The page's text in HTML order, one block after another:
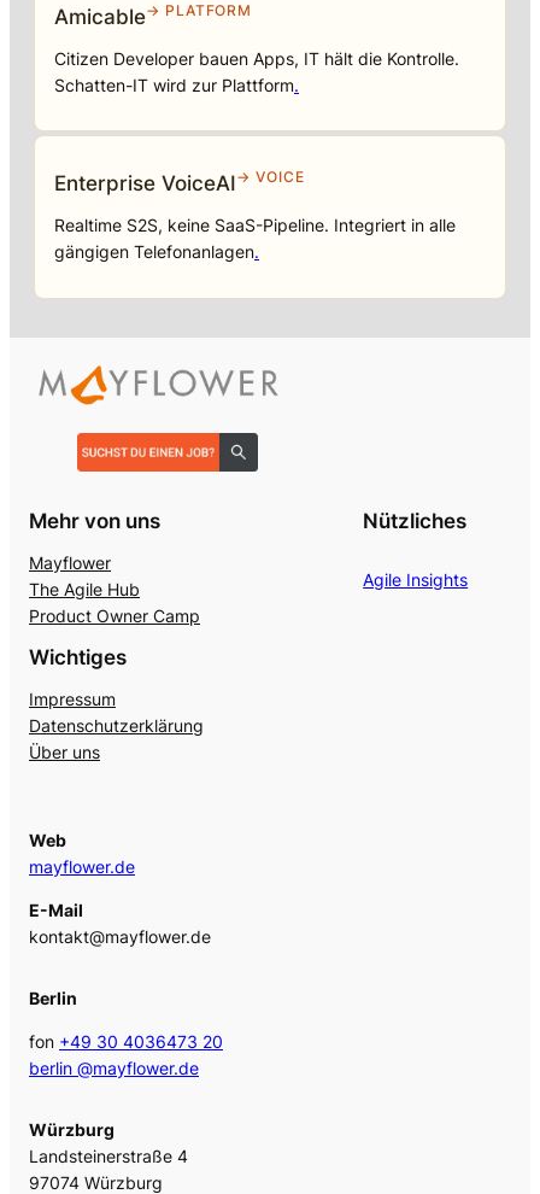
Amicable→ PLATFORM
Citizen Developer bauen Apps, IT hält die Kontrolle.
Schatten-IT wird zur Plattform.
Enterprise VoiceAI→ VOICE
Realtime S2S, keine SaaS-Pipeline. Integriert in alle
gängigen Telefonanlagen.
Mehr von uns
Mayflower
The Agile Hub
Product Owner Camp
Nützliches
Agile Insights
Wichtiges
Impressum
Datenschutzerklärung
Über uns
Web
mayflower.de
E-Mail
kontakt@mayflower.de
Berlin
fon +49 30 4036473 20
berlin @mayflower.de
Würzburg
Landsteinerstraße 4
97074 Würzburg